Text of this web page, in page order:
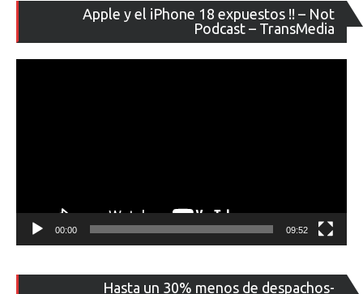
Apple y el iPhone 18 expuestos !! – Not
Podcast – TransMedia
de
00:00 09:52
Hasta un 30% menos de despachos-